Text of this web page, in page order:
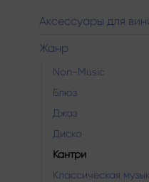
Аксессуары для
Жанр
Non-Music
Блюз
Джаз
Диско
Кантри
Классическая